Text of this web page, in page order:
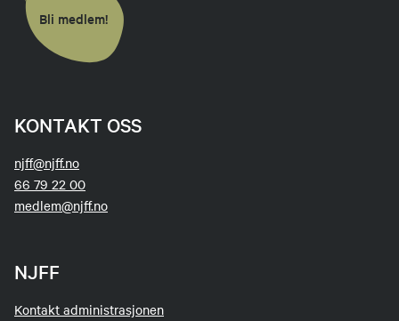
Bli medlem!
KONTAKT OSS
njff@njff.no
66 79 22 00
medlem@njff.no
NJFF
Kontakt administrasjonen